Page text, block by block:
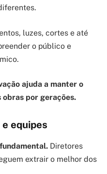
luzes, cortes e até
o público e
ajuda a manter o
obras por gerações.
equipes
Diretores
extrair o melhor dos